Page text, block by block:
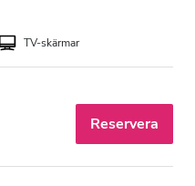
TV-skärmar
Reservera